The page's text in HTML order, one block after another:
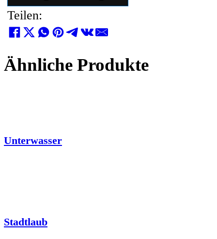
Teilen:
Ähnliche Produkte
Unterwasser
Stadtlaub